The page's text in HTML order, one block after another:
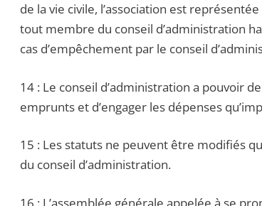
de la vie civile, l’association est
tout membre du conseil d’administration
cas d’empêchement par le conseil
14 : Le conseil d’administration a pouvoir
emprunts et d’engager les dépenses
15 : Les statuts ne peuvent être modifiés
du conseil d’administration.
16 : L’assemblée générale appelée à se